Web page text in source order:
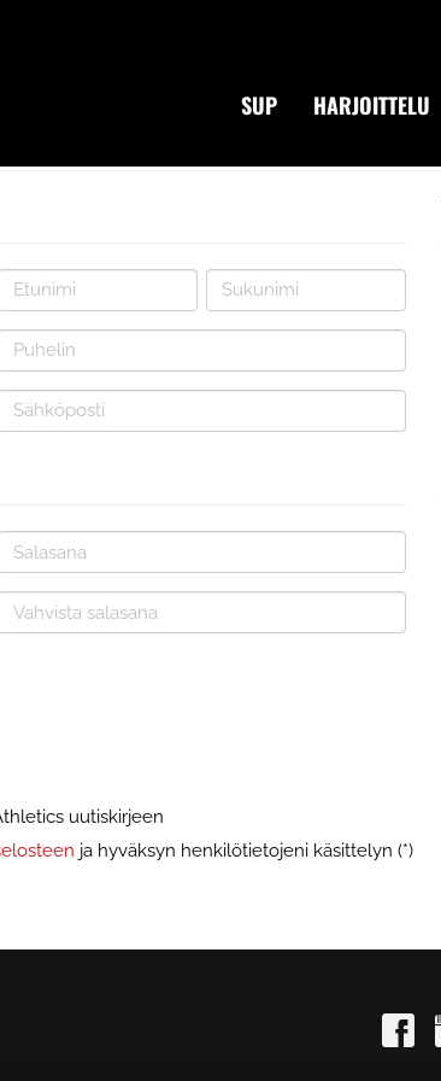
SUP HARJOITTELU
uutiskirjeen
ja hyväksyn henkilötietojeni käsittelyn (*)